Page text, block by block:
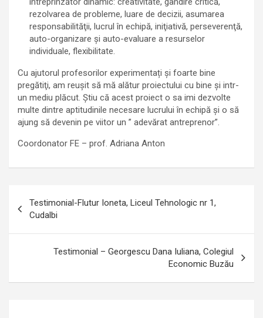
rezolvarea de probleme, luare de decizii, asumarea
responsabilităţii, lucrul în echipă, iniţiativă, perseverenţă,
auto-organizare şi auto-evaluare a resurselor
individuale, flexibilitate.
Cu ajutorul profesorilor experimentați și foarte bine
pregătiţi, am reuşit să mă alătur proiectului cu bine și intr-
un mediu plăcut. Știu că acest proiect o sa imi dezvolte
multe dintre aptitudinile necesare lucrului în echipă și o să
ajung să devenin pe viitor un ” adevărat antreprenor”.
Coordonator FE – prof. Adriana Anton
în
articole
Testimonial-Flutur Ioneta, Liceul Tehnologic nr 1,
Cudalbi
Testimonial – Georgescu Dana Iuliana, Colegiul
Economic Buzău